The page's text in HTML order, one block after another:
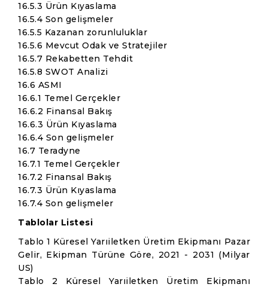
16.5.3 Ürün Kıyaslama
16.5.4 Son gelişmeler
16.5.5 Kazanan zorunluluklar
16.5.6 Mevcut Odak ve Stratejiler
16.5.7 Rekabetten Tehdit
16.5.8 SWOT Analizi
16.6 ASMI
16.6.1 Temel Gerçekler
16.6.2 Finansal Bakış
16.6.3 Ürün Kıyaslama
16.6.4 Son gelişmeler
16.7 Teradyne
16.7.1 Temel Gerçekler
16.7.2 Finansal Bakış
16.7.3 Ürün Kıyaslama
16.7.4 Son gelişmeler
Tablolar Listesi
Tablo 1 Küresel Yarıiletken Üretim Ekipmanı Pazar
Gelir, Ekipman Türüne Göre, 2021 - 2031 (Milyar
US)
Tablo 2 Küresel Yarıiletken Üretim Ekipmanı